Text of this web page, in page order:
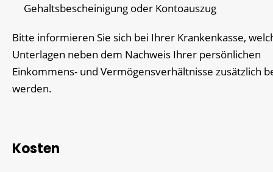
Gehaltsbescheinigung oder Kontoauszug
Bitte informieren Sie sich bei Ihrer Krankenkasse,
Unterlagen neben dem Nachweis Ihrer persönlichen
Einkommens- und Vermögensverhältnisse zusätzlich
werden.
Kosten